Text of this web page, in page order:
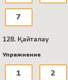
7
128. Қайталау
Упражнение
1 2